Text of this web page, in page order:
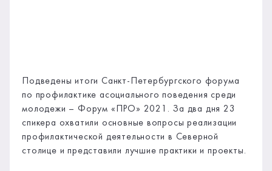
Подведены итоги Санкт-Петербургского форума
по профилактике асоциального поведения среди
молодежи – Форум «ПРО» 2021. За два дня 23
спикера охватили основные вопросы реализации
профилактической деятельности в Северной
столице и представили лучшие практики и проекты.